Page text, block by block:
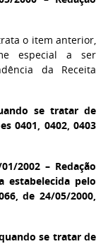
o item anterior,
especial a ser
da Receita
se tratar de
0401, 0402, 0403
2002 – Redação
estabelecida pelo
de 24/05/2000,
se tratar de